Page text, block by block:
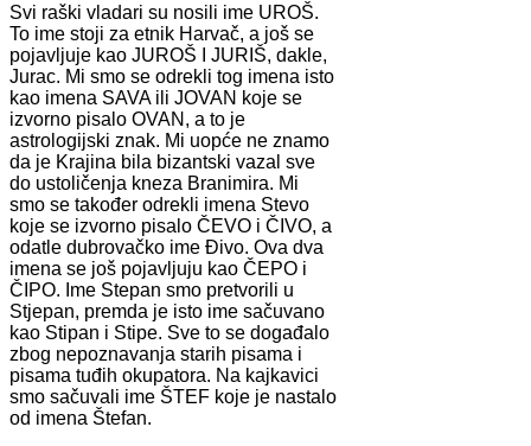
Svi raški vladari su nosili ime UROŠ.
To ime stoji za etnik Harvač, a još se
pojavljuje kao JUROŠ I JURIŠ, dakle,
Jurac. Mi smo se odrekli tog imena isto
kao imena SAVA ili JOVAN koje se
izvorno pisalo OVAN, a to je
astrologijski znak. Mi uopće ne znamo
da je Krajina bila bizantski vazal sve
do ustoličenja kneza Branimira. Mi
smo se također odrekli imena Stevo
koje se izvorno pisalo ČEVO i ČIVO, a
odatle dubrovačko ime Đivo. Ova dva
imena se još pojavljuju kao ČEPO i
ČIPO. Ime Stepan smo pretvorili u
Stjepan, premda je isto ime sačuvano
kao Stipan i Stipe. Sve to se događalo
zbog nepoznavanja starih pisama i
pisama tuđih okupatora. Na kajkavici
smo sačuvali ime ŠTEF koje je nastalo
od imena Štefan.